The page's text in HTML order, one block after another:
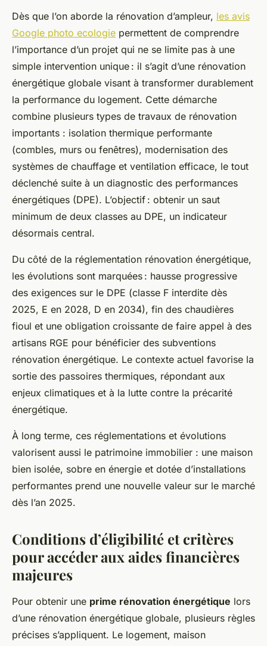
Dès que l’on aborde la rénovation d’ampleur, les avis
Google photo ecologie permettent de comprendre
l’importance d’un projet qui ne se limite pas à une
simple intervention unique : il s’agit d’une rénovation
énergétique globale visant à transformer durablement
la performance du logement. Cette démarche
combine plusieurs types de travaux de rénovation
importants : isolation thermique performante
(combles, murs ou fenêtres), modernisation des
systèmes de chauffage et ventilation efficace, le tout
déclenché suite à un diagnostic des performances
énergétiques (DPE). L’objectif : obtenir un saut
minimum de deux classes au DPE, un indicateur
désormais central.
Du côté de la réglementation rénovation énergétique,
les évolutions sont marquées : hausse progressive
des exigences sur le DPE (classe F interdite dès
2025, E en 2028, D en 2034), fin des chaudières
fioul et une obligation croissante de faire appel à des
artisans RGE pour bénéficier des subventions
rénovation énergétique. Le contexte actuel favorise la
sortie des passoires thermiques, répondant aux
enjeux climatiques et à la lutte contre la précarité
énergétique.
À long terme, ces réglementations et évolutions
valorisent aussi le patrimoine immobilier : une maison
bien isolée, sobre en énergie et dotée d’installations
performantes prend une nouvelle valeur sur le marché
dès l’an 2025.
Conditions d’éligibilité et critères
pour accéder aux aides financières
majeures
Pour obtenir une prime rénovation énergétique lors
d’une rénovation énergétique globale, plusieurs règles
précises s’appliquent. Le logement, maison